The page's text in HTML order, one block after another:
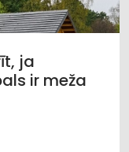
ja
ir meža